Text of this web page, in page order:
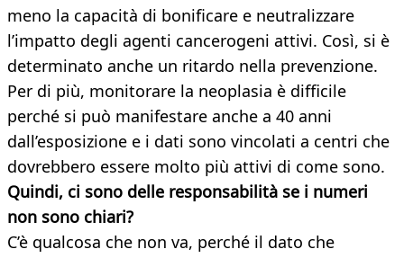
meno la capacità di bonificare e neutralizzare
l’impatto degli agenti cancerogeni attivi. Così, si è
determinato anche un ritardo nella prevenzione.
Per di più, monitorare la neoplasia è difficile
perché si può manifestare anche a 40 anni
dall’esposizione e i dati sono vincolati a centri che
dovrebbero essere molto più attivi di come sono.
Quindi, ci sono delle responsabilità se i numeri
non sono chiari?
C’è qualcosa che non va, perché il dato che